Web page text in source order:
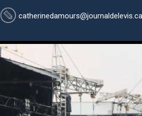
catherinedamours@journaldelevis.ca